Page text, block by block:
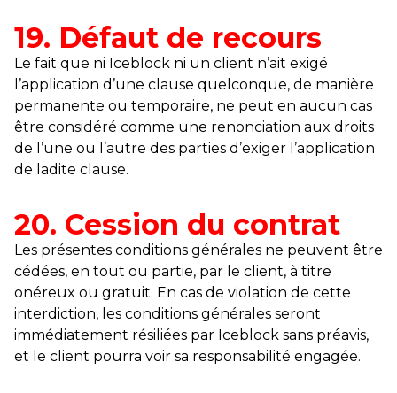
19. Défaut de recours
Le fait que ni Iceblock ni un client n’ait exigé
l’application d’une clause quelconque, de manière
permanente ou temporaire, ne peut en aucun cas
être considéré comme une renonciation aux droits
de l’une ou l’autre des parties d’exiger l’application
de ladite clause.
20. Cession du contrat
Les présentes conditions générales ne peuvent être
cédées, en tout ou partie, par le client, à titre
onéreux ou gratuit. En cas de violation de cette
interdiction, les conditions générales seront
immédiatement résiliées par Iceblock sans préavis,
et le client pourra voir sa responsabilité engagée.